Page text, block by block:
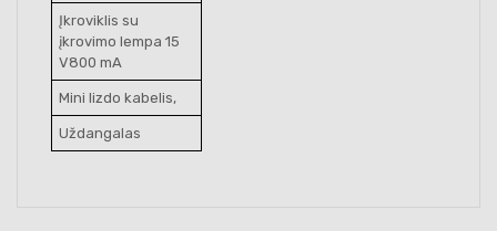
Įkroviklis su
įkrovimo lempa 15
V800 mA
Mini lizdo kabelis,
Uždangalas